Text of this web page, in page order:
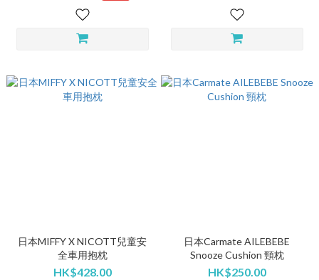
日本MIFFY X NICOTT兒童安
全車用抱枕
HK$428.00
日本Carmate AILEBEBE
Snooze Cushion 頸枕
HK$250.00